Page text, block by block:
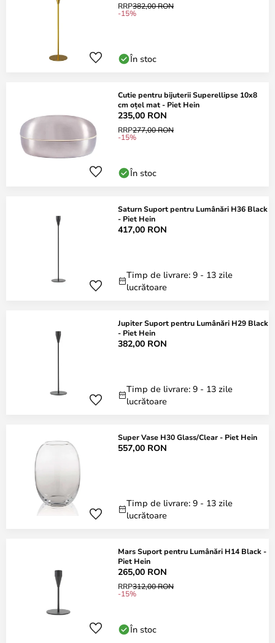
RRP382,00 RON
-15%
În stoc
Cutie pentru bijuterii Superellipse 10x8
cm oțel mat - Piet Hein
235,00 RON
RRP277,00 RON
-15%
În stoc
Saturn Suport pentru Lumânări H36 Black
- Piet Hein
417,00 RON
Timp de livrare: 9 - 13 zile
lucrătoare
Jupiter Suport pentru Lumânări H29 Black
- Piet Hein
382,00 RON
Timp de livrare: 9 - 13 zile
lucrătoare
Super Vase H30 Glass/Clear - Piet Hein
557,00 RON
Timp de livrare: 9 - 13 zile
lucrătoare
Mars Suport pentru Lumânări H14 Black -
Piet Hein
265,00 RON
RRP312,00 RON
-15%
În stoc